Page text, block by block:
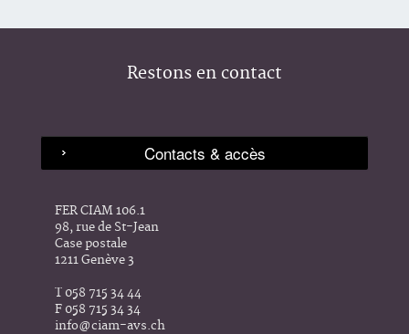
Restons en contact
FER CIAM 106.1
98, rue de St-Jean
Case postale
1211 Genève 3
T 058 715 34 44
F 058 715 34 34
info@ciam-avs.ch